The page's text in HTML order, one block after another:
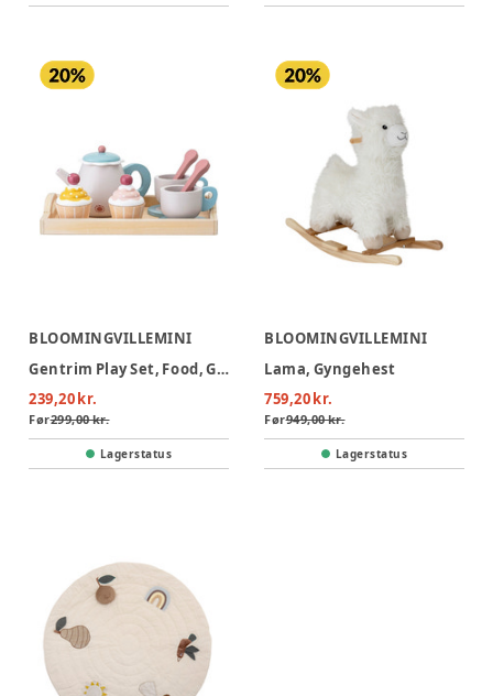
BLOOMINGVILLEMINI
Gentrim Play Set, Food, Grey
239,20 kr.
Før299,00 kr.
Lagerstatus
BLOOMINGVILLEMINI
Lama, Gyngehest
759,20 kr.
Før949,00 kr.
Lagerstatus